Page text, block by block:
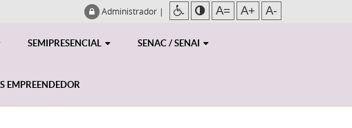
Administrador | A= A+ A-
SEMIPRESENCIAL SENAC / SENAI
EMPREENDEDOR